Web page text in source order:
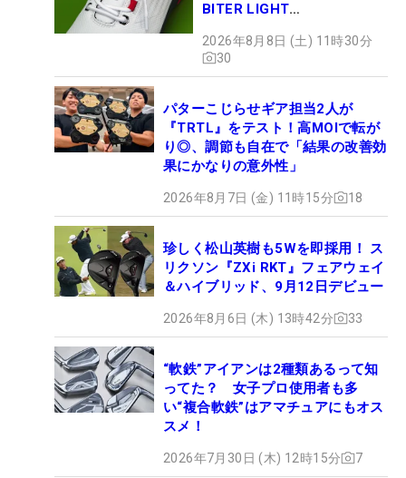
BITER LIGHT
ュー
2026年8月8日 (土) 11時30分
30
パターこじらせギア担当2人が
『TRTL』をテスト！高MOIで転が
り◎、調節も自在で「結果の改善効
果にかなりの意外性」
2026年8月7日 (金) 11時15分 18
珍しく松山英樹も5Wを即採用！ ス
リクソン『ZXi RKT』フェアウェイ
＆ハイブリッド、9月12日デビュー
2026年8月6日 (木) 13時42分 33
“軟鉄”アイアンは2種類あるって知
ってた？ 女子プロ使用者も多
い“複合軟鉄”はアマチュアにもオス
スメ！
2026年7月30日 (木) 12時15分 7